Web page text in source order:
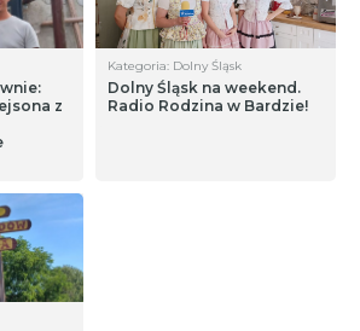
z
Kategoria: Dolny Śląsk
Dolny Śląsk na weekend.
Radio Rodzina w Bardzie!